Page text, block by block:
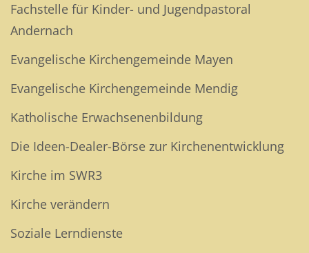
Fachstelle für Kinder- und Jugendpastoral
Andernach
Evangelische Kirchengemeinde Mayen
Evangelische Kirchengemeinde Mendig
Katholische Erwachsenenbildung
Die Ideen-Dealer-Börse zur Kirchenentwicklung
Kirche im SWR3
Kirche verändern
Soziale Lerndienste